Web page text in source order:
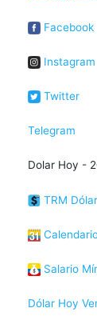
Facebook
Instagram
Twitter
Telegram
Dolar Hoy -
TRM
Salario
Dólar Hoy